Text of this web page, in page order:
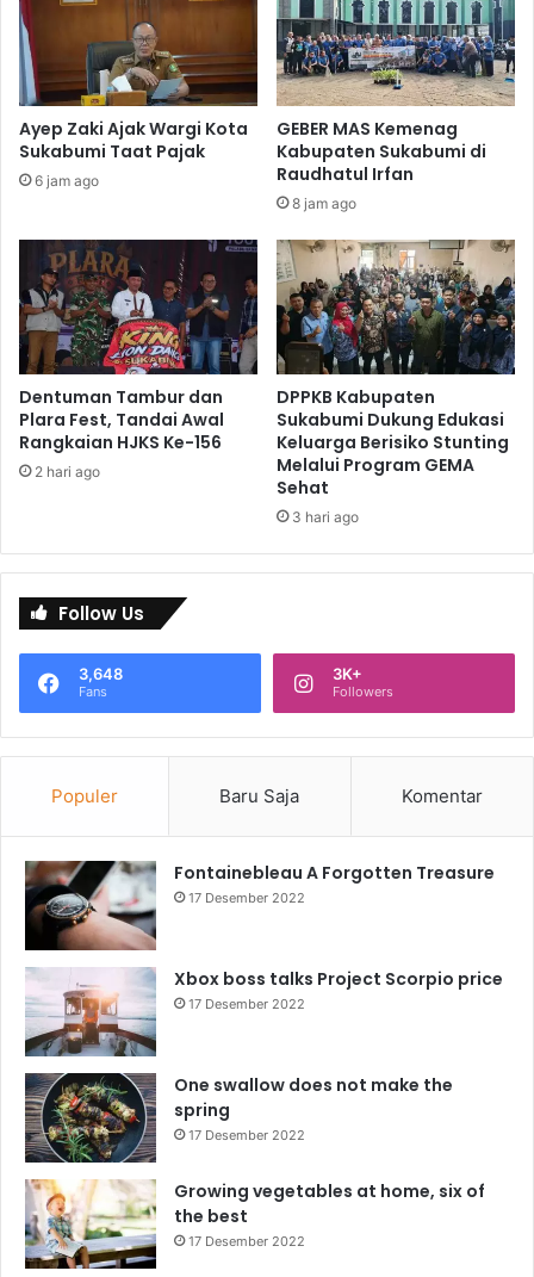
Ayep Zaki Ajak Wargi Kota
Sukabumi Taat Pajak
6 jam ago
GEBER MAS Kemenag
Kabupaten Sukabumi di
Raudhatul Irfan
8 jam ago
Dentuman Tambur dan
Plara Fest, Tandai Awal
Rangkaian HJKS Ke-156
2 hari ago
DPPKB Kabupaten
Sukabumi Dukung Edukasi
Keluarga Berisiko Stunting
Melalui Program GEMA
Sehat
3 hari ago
Follow Us
3,648
Fans
3K+
Followers
Populer Baru Saja Komentar
Fontainebleau A Forgotten Treasure
17 Desember 2022
Xbox boss talks Project Scorpio price
17 Desember 2022
One swallow does not make the
spring
17 Desember 2022
Growing vegetables at home, six of
the best
17 Desember 2022